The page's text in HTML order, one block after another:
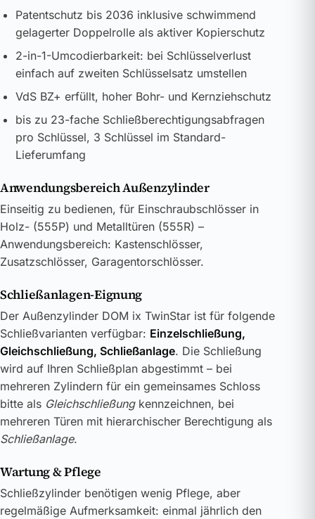
Patentschutz bis 2036 inklusive schwimmend
gelagerter Doppelrolle als aktiver Kopierschutz
2-in-1-Umcodierbarkeit: bei Schlüsselverlust
einfach auf zweiten Schlüsselsatz umstellen
VdS BZ+ erfüllt, hoher Bohr- und Kernziehschutz
bis zu 23-fache Schließberechtigungsabfragen
pro Schlüssel, 3 Schlüssel im Standard-
Lieferumfang
Anwendungsbereich Außenzylinder
Einseitig zu bedienen, für Einschraubschlösser in
Holz- (555P) und Metalltüren (555R) –
Anwendungsbereich: Kastenschlösser,
Zusatzschlösser, Garagentorschlösser.
Schließanlagen-Eignung
Der Außenzylinder DOM ix TwinStar ist für folgende
Schließvarianten verfügbar: Einzelschließung,
Gleichschließung, Schließanlage. Die Schließung
wird auf Ihren Schließplan abgestimmt – bei
mehreren Zylindern für ein gemeinsames Schloss
bitte als Gleichschließungkennzeichnen, bei
mehreren Türen mit hierarchischer Berechtigung als
Schließanlage.
Wartung & Pflege
Schließzylinder benötigen wenig Pflege, aber
regelmäßige Aufmerksamkeit: einmal jährlich den